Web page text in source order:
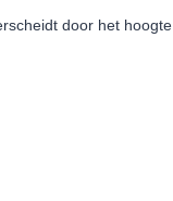
door het hoogte